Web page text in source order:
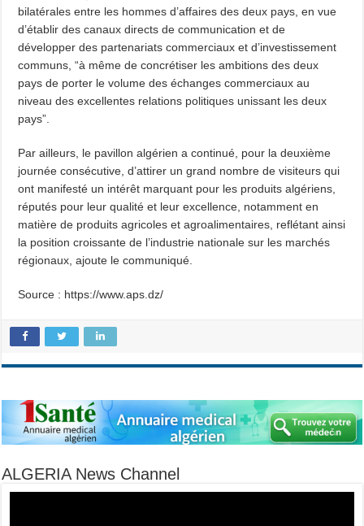
bilatérales entre les hommes d’affaires des deux pays, en vue
d’établir des canaux directs de communication et de
développer des partenariats commerciaux et d’investissement
communs, “à même de concrétiser les ambitions des deux
pays de porter le volume des échanges commerciaux au
niveau des excellentes relations politiques unissant les deux
pays”.
Par ailleurs, le pavillon algérien a continué, pour la deuxième
journée consécutive, d’attirer un grand nombre de visiteurs qui
ont manifesté un intérêt marquant pour les produits algériens,
réputés pour leur qualité et leur excellence, notamment en
matière de produits agricoles et agroalimentaires, reflétant ainsi
la position croissante de l’industrie nationale sur les marchés
régionaux, ajoute le communiqué.
Source : https://www.aps.dz/
ALGERIA News Channel